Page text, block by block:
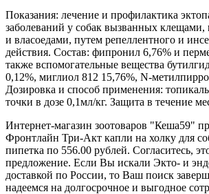
Показания: лечение и профилактика
заболеваний у собак вызванных клещами,
и власоедами, путем репеллентного и
действия. Состав: фипронил 6,76% и
также вспомогательные вещества
0,12%, миглиол 812 15,76%, N-
Дозировка и способ применения:
точки в дозе 0,1мл/кг. Защита в течение
Интернет-магазин зоотоваров "Кеша59"
Фронтлайн Три-Акт капли на холку для
пипетка по 556.00 рублей. Согласитесь,
предложение. Если Вы искали Экто- и
доставкой по России, то Ваш поиск
надеемся на долгосрочное и выгодное